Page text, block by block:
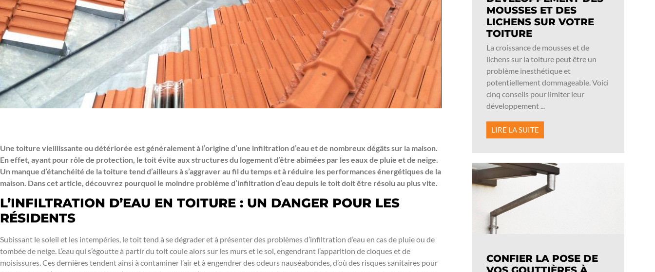
Une toiture vieillissante ou détériorée est généralement à l’origine d’une infiltration d’eau et de nombreux dégâts sur la maison.
En effet, ayant pour rôle de protection, le toit évite aux structures du logement d’être abimées par les eaux de pluie et de neige.
Un manque d’étanchéité de la toiture tend d’ailleurs à s’aggraver au fil du temps et à réduire les performances énergétiques de la
maison. Dans cet article, découvrez pourquoi le moindre problème d’infiltration d’eau depuis le toit doit être résolu au plus vite.
L’INFILTRATION D’EAU EN TOITURE : UN DANGER POUR LES
RÉSIDENTS
Subissant le soleil et les intempéries, le toit tend à se dégrader et à présenter des problèmes d’infiltration d’eau en cas de pluie ou de
tombée de neige. L’eau qui s’égoutte à partir du toit coule alors sur les murs et le sol, engendrant l’apparition de cloques et de
moisissures. Ces dernières tendent ainsi à contaminer l’air et à engendrer des odeurs nauséabondes, d’où des risques sanitaires pour
MOUSSES ET DES
LICHENS SUR VOTRE
TOITURE
La croissance de mousses et de
lichens sur la toiture peut être un
problème inesthétique et
potentiellement dommageable. Voici
cinq conseils pour limiter leur
développement ...
LIRE LA SUITE
CONFIER LA POSE DE